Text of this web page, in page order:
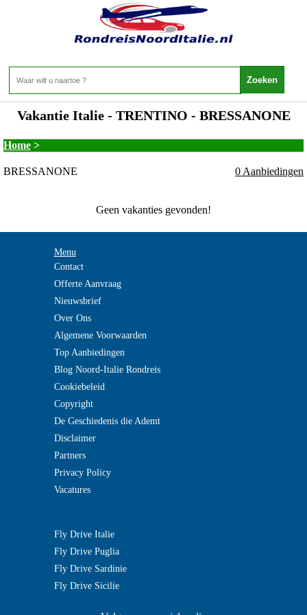
Vakantie Italie - TRENTINO - BRESSANONE
Home >
BRESSANONE 0 Aanbiedingen
Geen vakanties gevonden!
Menu
Contact
Offerte Aanvraag
Nieuwsbrief
Over Ons
Algemene Voorwaarden
Top Aanbiedingen
Blog Noord-Italie Rondreis
Cookiebeleid
Copyright
De Geschiedenis die Ademt
Disclaimer
Partners
Privacy Policy
Vacatures
Fly Drive Italie
Fly Drive Puglia
Fly Drive Sardinie
Fly Drive Sicilie